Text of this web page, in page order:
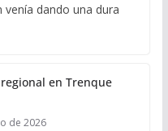
dando una dura
en Trenque
de 2026